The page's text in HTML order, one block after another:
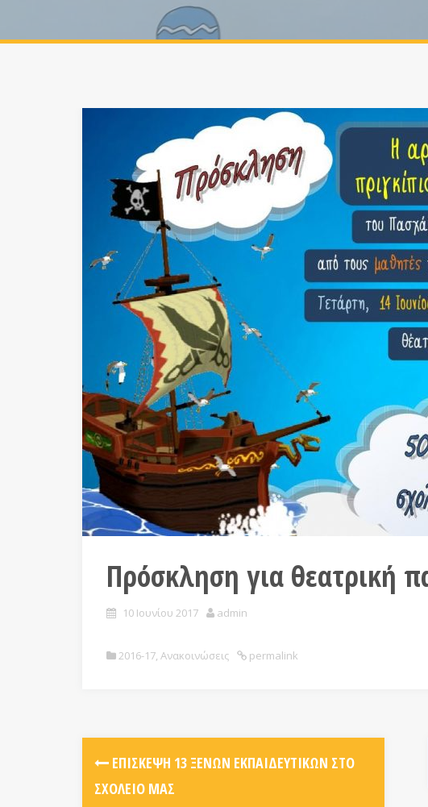
Πρόσκληση για θεατρική
10 Ιουνίου 2017 admin
2016-17, Ανακοινώσεις permalink
ΕΠΊΣΚΕΨΗ 13 ΞΈΝΩΝ ΕΚΠΑΙΔΕΥΤΙΚΏΝ ΣΤΟ
ΣΧΟΛΕΊΟ ΜΑΣ